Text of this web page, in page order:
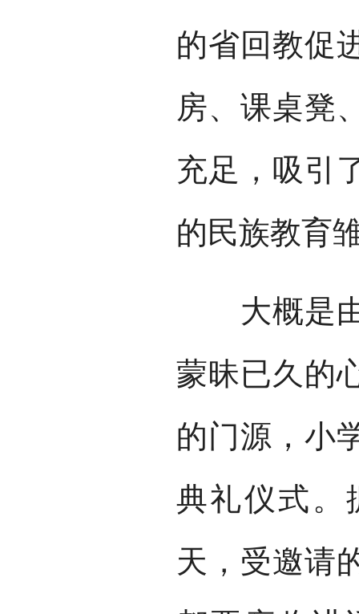
的省回教促
房、课桌凳
充足，吸引
的民族教育
大概是由
蒙昧已久的
的门源，小
典礼仪式。
天，受邀请